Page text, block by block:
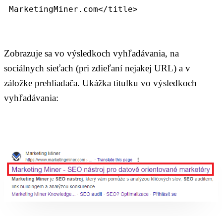
MarketingMiner.com</title>
Zobrazuje sa vo výsledkoch vyhľadávania, na
sociálnych sieťach (pri zdieľaní nejakej URL) a v
záložke prehliadača. Ukážka titulku vo výsledkoch
vyhľadávania: